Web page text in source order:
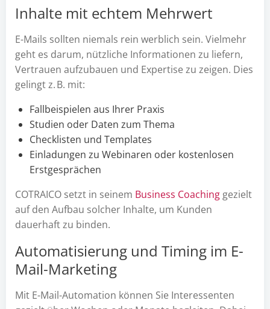
Inhalte mit echtem Mehrwert
E-Mails sollten niemals rein werblich sein. Vielmehr
geht es darum, nützliche Informationen zu liefern,
Vertrauen aufzubauen und Expertise zu zeigen. Dies
gelingt z. B. mit:
Fallbeispielen aus Ihrer Praxis
Studien oder Daten zum Thema
Checklisten und Templates
Einladungen zu Webinaren oder kostenlosen
Erstgesprächen
COTRAICO setzt in seinem Business Coaching gezielt
auf den Aufbau solcher Inhalte, um Kunden
dauerhaft zu binden.
Automatisierung und Timing im E-
Mail-Marketing
Mit E-Mail-Automation können Sie Interessenten